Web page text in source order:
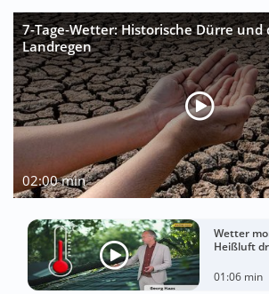
7-Tage-Wetter: Historische Dürre und
Landregen
02:00 min
Wetter
Heißluft
01:06 min